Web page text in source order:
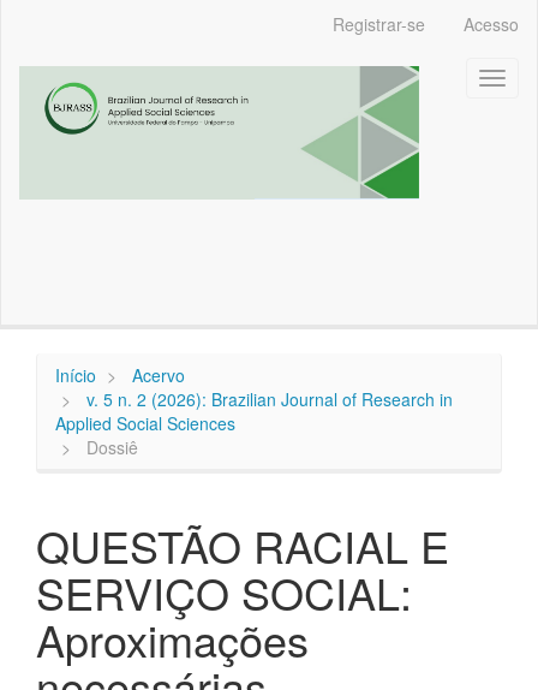
principal
Barra
Lateral
Registrar-se Acesso
Início
Acervo
v. 5 n. 2 (2026): Brazilian Journal of Research in
Applied Social Sciences
Dossiê
QUESTÃO RACIAL E
SERVIÇO SOCIAL:
Aproximações